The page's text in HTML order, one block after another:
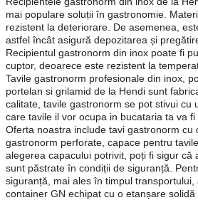
mai populare soluții în gastronomie.
rezistent la deteriorare. De asemenea,
astfel încât asigură depozitarea și
Recipientul gastronorm din inox poate fi
cuptor, deoarece este rezistent la
Tavile gastronorm profesionale din inox,
portelan si grilamid de la Hendi sunt
calitate, tavile gastronorm se pot stivui cu
care tavile il vor ocupa in bucataria ta va fi
Oferta noastra include tavi gastronorm cu
gastronorm perforate, capace pentru
alegerea capacului potrivit, poți fi sigur că
sunt păstrate în condiții de siguranță.
siguranță, mai ales în timpul
container GN echipat cu o etanșare solidă